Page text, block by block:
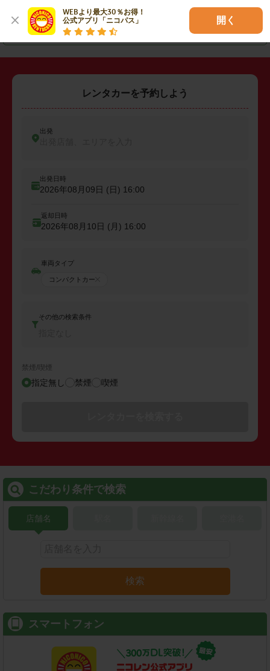
WEBより最大30％お得！
公式アプリ「ニコパス」
開く
・ 紀の川市 ・伊都郡高野町
レンタカーを予約しよう
出発
出発日時
2026年08月09日 (日) 16:00
返却日時
2026年08月10日 (月) 16:00
車両タイプ
コンパクトカー
その他の検索条件
禁煙/喫煙
指定無し 禁煙 喫煙
こだわり条件で検索
店舗名
検索
スマートフォン